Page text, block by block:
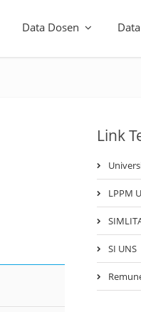
Data Dosen Data
Link
LPPM
SI UNS